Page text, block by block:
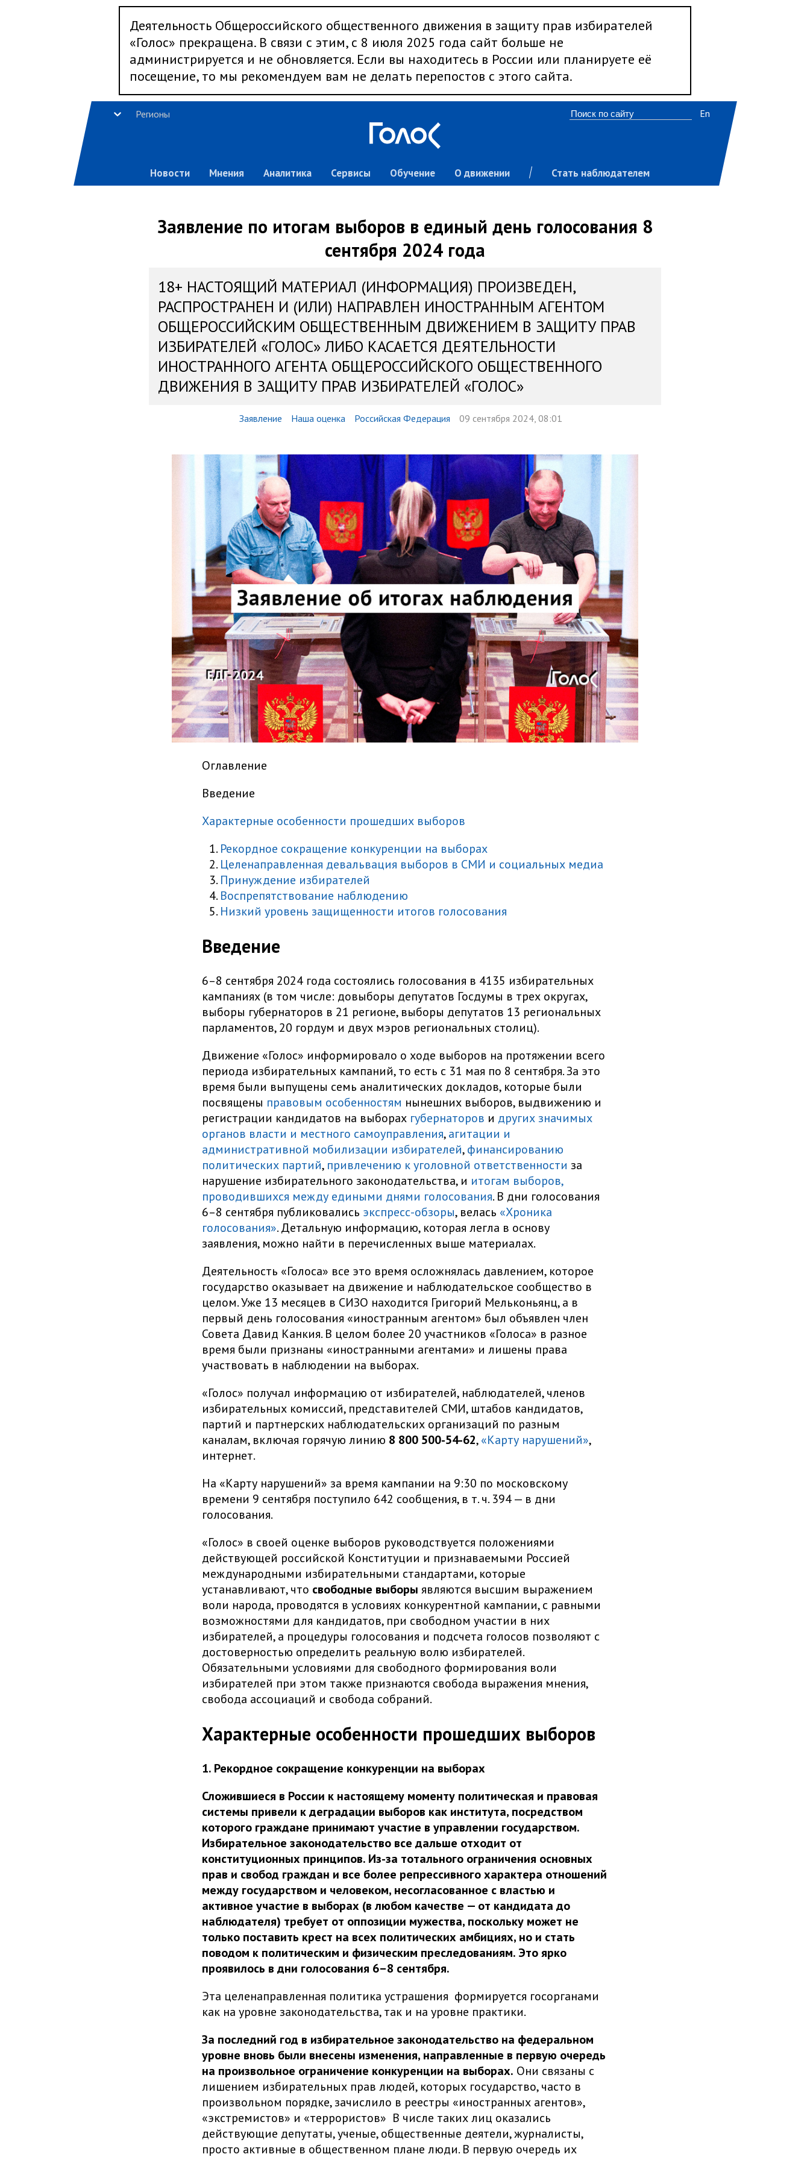
Деятельность Общероссийского общественного движения в защиту прав избирателей
«Голос» прекращена. В связи с этим, с 8 июля 2025 года сайт больше не
администрируется и не обновляется. Если вы находитесь в России или планируете её
посещение, то мы рекомендуем вам не делать перепостов с этого сайта.
Регионы
Новости Мнения Аналитика Сервисы Обучение О движении Стать наблюдателем
En
Заявление по итогам выборов в единый день голосования 8
сентября 2024 года
18+ НАСТОЯЩИЙ МАТЕРИАЛ (ИНФОРМАЦИЯ) ПРОИЗВЕДЕН,
РАСПРОСТРАНЕН И (ИЛИ) НАПРАВЛЕН ИНОСТРАННЫМ АГЕНТОМ
ОБЩЕРОССИЙСКИМ ОБЩЕСТВЕННЫМ ДВИЖЕНИЕМ В ЗАЩИТУ ПРАВ
ИЗБИРАТЕЛЕЙ «ГОЛОС» ЛИБО КАСАЕТСЯ ДЕЯТЕЛЬНОСТИ
ИНОСТРАННОГО АГЕНТА ОБЩЕРОССИЙСКОГО ОБЩЕСТВЕННОГО
ДВИЖЕНИЯ В ЗАЩИТУ ПРАВ ИЗБИРАТЕЛЕЙ «ГОЛОС»
Заявление Наша оценка Российская Федерация 09 сентября 2024, 08:01
Оглавление
Введение
Характерные особенности прошедших выборов
Рекордное сокращение конкуренции на выборах
Целенаправленная девальвация выборов в СМИ и социальных медиа
Принуждение избирателей
Воспрепятствование наблюдению
Низкий уровень защищенности итогов голосования
Введение
6–8 сентября 2024 года состоялись голосования в 4135 избирательных
кампаниях (в том числе: довыборы депутатов Госдумы в трех округах,
выборы губернаторов в 21 регионе, выборы депутатов 13 региональных
парламентов, 20 гордум и двух мэров региональных столиц).
Движение «Голос» информировало о ходе выборов на протяжении всего
периода избирательных кампаний, то есть с 31 мая по 8 сентября. За это
время были выпущены семь аналитических докладов, которые были
посвящены правовым особенностям нынешних выборов, выдвижению и
регистрации кандидатов на выборах губернаторов и других значимых
органов власти и местного самоуправления,агитации и
административной мобилизации избирателей,финансированию
политических партий, привлечению к уголовной ответственности за
нарушение избирательного законодательства, и итогам выборов,
проводившихся между едиными днями голосования. В дни голосования
6–8 сентября публиковались экспресс-обзоры, велась «Хроника
голосования». Детальную информацию, которая легла в основу
заявления, можно найти в перечисленных выше материалах.
Деятельность «Голоса» все это время осложнялась давлением, которое
государство оказывает на движение и наблюдательское сообщество в
целом. Уже 13 месяцев в СИЗО находится Григорий Мельконьянц, а в
первый день голосования «иностранным агентом» был объявлен член
Совета Давид Канкия. В целом более 20 участников «Голоса» в разное
время были признаны «иностранными агентами» и лишены права
участвовать в наблюдении на выборах.
«Голос» получал информацию от избирателей, наблюдателей, членов
избирательных комиссий, представителей СМИ, штабов кандидатов,
партий и партнерских наблюдательских организаций по разным
каналам, включая горячую линию 8 800 500-54-62,«Карту нарушений»,
интернет.
На «Карту нарушений» за время кампании на 9:30 по московскому
времени 9 сентября поступило 642 сообщения, в т. ч. 394 — в дни
голосования.
«Голос» в своей оценке выборов руководствуется положениями
действующей российской Конституции и признаваемыми Россией
международными избирательными стандартами, которые
устанавливают, что свободные выборы являются высшим выражением
воли народа, проводятся в условиях конкурентной кампании, с равными
возможностями для кандидатов, при свободном участии в них
избирателей, а процедуры голосования и подсчета голосов позволяют с
достоверностью определить реальную волю избирателей.
Обязательными условиями для свободного формирования воли
избирателей при этом также признаются свобода выражения мнения,
свобода ассоциаций и свобода собраний.
Характерные особенности прошедших выборов
1. Рекордное сокращение конкуренции на выборах
Сложившиеся в России к настоящему моменту политическая и правовая
системы привели к деградации выборов как института, посредством
которого граждане принимают участие в управлении государством.
Избирательное законодательство все дальше отходит от
конституционных принципов. Из-за тотального ограничения основных
прав и свобод граждан и все более репрессивного характера отношений
между государством и человеком, несогласованное с властью и
активное участие в выборах (в любом качестве — от кандидата до
наблюдателя) требует от оппозиции мужества, поскольку может не
только поставить крест на всех политических амбициях, но и стать
поводом к политическим и физическим преследованиям. Это ярко
проявилось в дни голосования 6–8 сентября.
Эта целенаправленная политика устрашения формируется госорганами
как на уровне законодательства, так и на уровне практики.
За последний год в избирательное законодательство на федеральном
уровне вновь были внесены изменения, направленные в первую очередь
на произвольное ограничение конкуренции на выборах. Они связаны с
лишением избирательных прав людей, которых государство, часто в
произвольном порядке, зачислило в реестры «иностранных агентов»,
«экстремистов» и «террористов» В числе таких лиц оказались
действующие депутаты, ученые, общественные деятели, журналисты,
просто активные в общественном плане люди. В первую очередь их